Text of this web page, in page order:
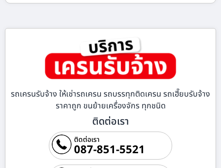
รถเครนรับจ้าง ให้เช่ารถเครน รถบรรทุกติดเครน รถเฮี๊ยบรับจ้าง
ราคาถูก ขนย้ายเครื่องจักร ทุกชนิด
ติดต่อเรา
ติดต่อเรา
087-851-5521